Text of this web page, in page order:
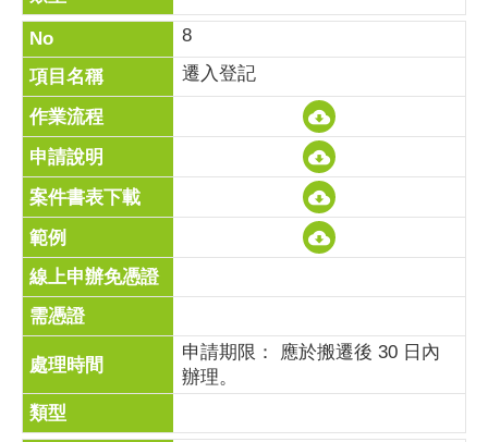
8
遷入登記
申請期限： 應於搬遷後 30 日內
辦理。